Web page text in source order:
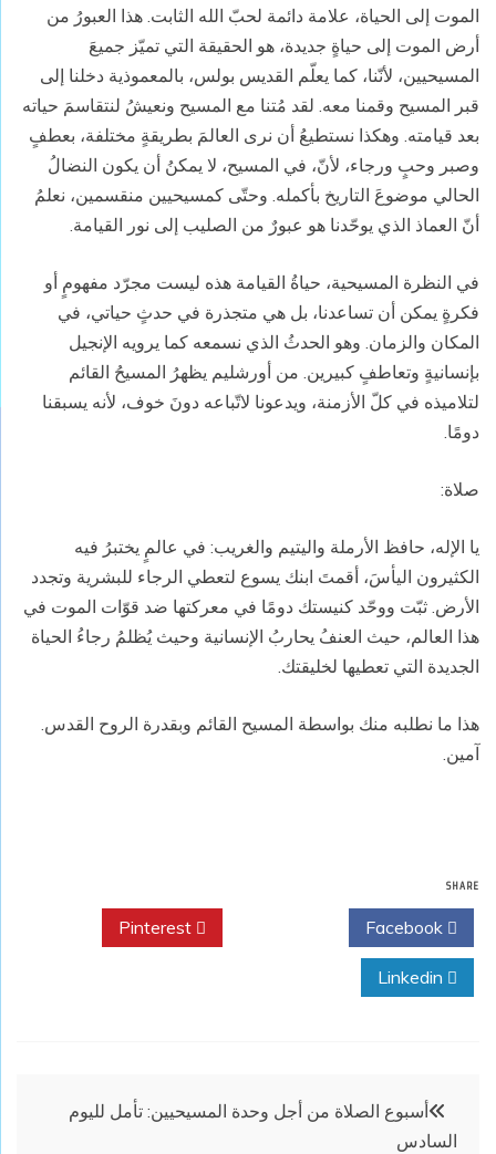
الموت إلى الحياة، علامة دائمة لحبّ الله الثابت. هذا العبورُ من
أرض الموت إلى حياةٍ جديدة، هو الحقيقة التي تميّز جميعَ
المسيحيين، لأنّنا، كما يعلّم القديس بولس، بالمعموذية دخلنا إلى
قبر المسيح وقمنا معه. لقد مُتنا مع المسيح ونعيشُ لنتقاسمَ حياته
بعد قيامته. وهكذا نستطيعُ أن نرى العالمَ بطريقةٍ مختلفة، بعطفٍ
وصبر وحبٍ ورجاء، لأنّ، في المسيح، لا يمكنُ أن يكون النضالُ
الحالي موضوعَ التاريخ بأكمله. وحتّى كمسيحيين منقسمين، نعلمُ
أنّ العماذ الذي يوحّدنا هو عبورٌ من الصليب إلى نور القيامة.
في النظرة المسيحية، حياةُ القيامة هذه ليست مجرّد مفهومٍ أو
فكرةٍ يمكن أن تساعدنا، بل هي متجذرة في حدثٍ حياتي، في
المكان والزمان. وهو الحدثُ الذي نسمعه كما يرويه الإنجيل
بإنسانيةٍ وتعاطفٍ كبيرين. من أورشليم يظهرُ المسيحُ القائم
لتلاميذه في كلّ الأزمنة، ويدعونا لاتّباعه دونَ خوف، لأنه يسبقنا
دومًا.
صلاة:
يا الإله، حافظ الأرملة واليتيم والغريب: في عالمٍ يختبرُ فيه
الكثيرون اليأسَ، أقمتَ ابنك يسوع لتعطي الرجاء للبشرية وتجدد
الأرض. ثبّت ووحّد كنيستك دومًا في معركتها ضد قوّات الموت في
هذا العالم، حيث العنفُ يحاربُ الإنسانية وحيث يُظلمُ رجاءُ الحياة
الجديدة التي تعطيها لخليقتك.
هذا ما نطلبه منك بواسطة المسيح القائم وبقدرة الروح القدس.
آمين.
SHARE
تصفّح
أسبوع الصلاة من أجل وحدة المسيحيين: تأمل لليوم
السادس